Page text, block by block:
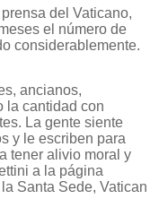
del Vaticano,
el número de
considerablemente.
ancianos,
la cantidad con
La gente siente
y le escriben para
tener alivio moral y
a la página
Santa Sede, Vatican